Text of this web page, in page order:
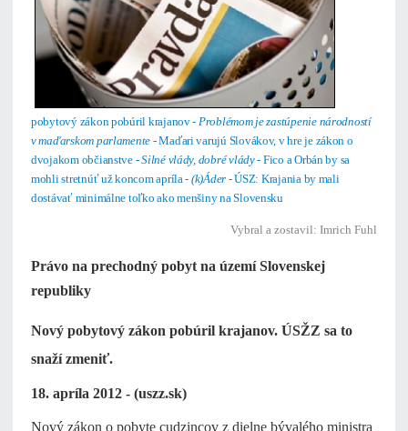
pobytový zákon pobúril krajanov - Problémom je zastúpenie národností
v maďarskom parlamente - Maďari varujú Slovákov, v hre je zákon o
dvojakom občianstve -Silné vlády, dobré vlády- Fico a Orbán by sa
mohli stretnúť už koncom apríla - (k)Áder - ÚSZ: Krajania by mali
dostávať minimálne toľko ako menšiny na Slovensku
Vybral a zostavil: Imrich Fuhl
Právo na prechodný pobyt na území Slovenskej
republiky
Nový pobytový zákon pobúril krajanov. ÚSŽZ sa to
snaží zmeniť.
18. apríla 2012 - (uszz.sk)
Nový zákon o pobyte cudzincov z dielne bývalého ministra